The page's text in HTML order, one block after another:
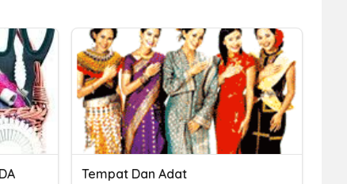
Tempat Dan Adat